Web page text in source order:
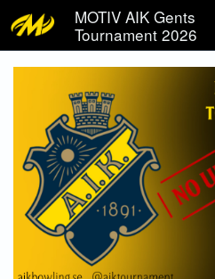
MOTIV AIK Gents
Tournament 2026